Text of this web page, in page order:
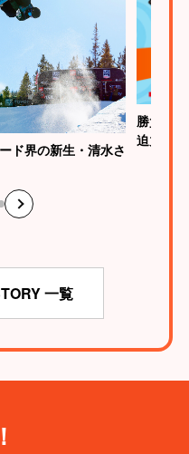
ド界の新生・清水さ
勝負は
迫力
一覧